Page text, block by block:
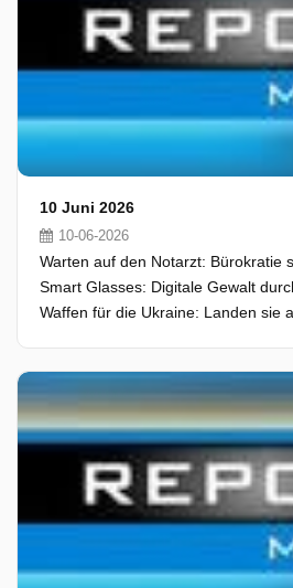
10 Juni 2026
10-06-2026
Warten auf den Notarzt: Bürokratie
Smart Glasses: Digitale Gewalt
Waffen für die Ukraine: Landen sie